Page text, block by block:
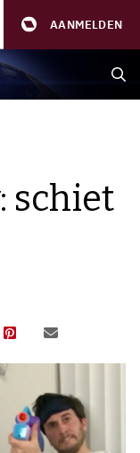
AANMELDEN
schiet